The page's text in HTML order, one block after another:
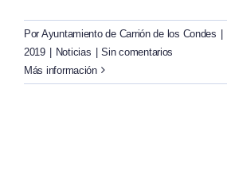
Por Ayuntamiento de Carrión de los Condes
2019
Noticias
Sin comentarios
Más información